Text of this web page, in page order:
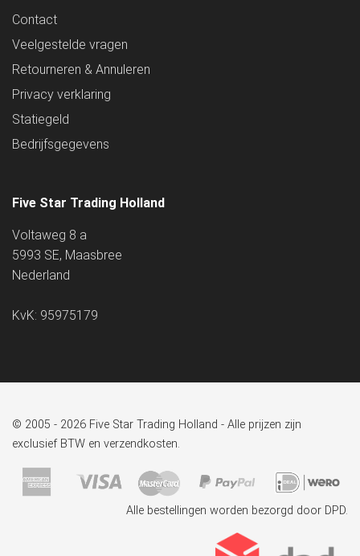
Contact
Veelgestelde vragen
Retourneren & Annuleren
Privacy verklaring
Statiegeld
Bedrijfsgegevens
Five Star Trading Holland
Voltaweg 8 a
5993 SE, Maasbree
Nederland
KvK: 95975179
© 2005 - 2026 Five Star Trading Holland - Alle prijzen zijn
exclusief BTW en verzendkosten.
Alle bestellingen worden bezorgd door DPD.